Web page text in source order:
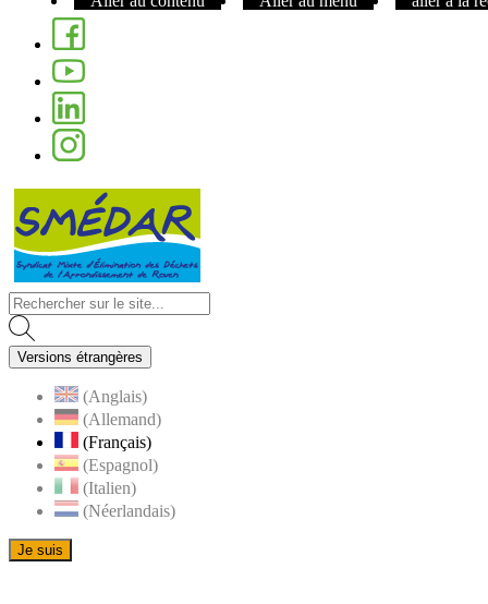
Facebook
Youtube
Linkedin
Instagram
Versions étrangères
(Anglais)
(Allemand)
(Français)
(Espagnol)
(Italien)
(Néerlandais)
Je suis